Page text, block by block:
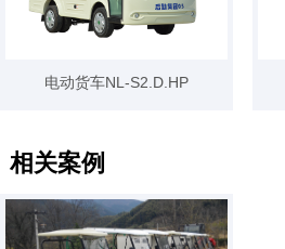
电动货车NL-S2.D.HP
相关案例